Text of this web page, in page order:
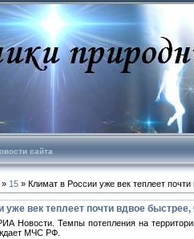
сайта
» 15 » Климат в России уже век теплеет
уже век теплеет почти вдвое
Темпы потепления на территории
МЧС РФ.